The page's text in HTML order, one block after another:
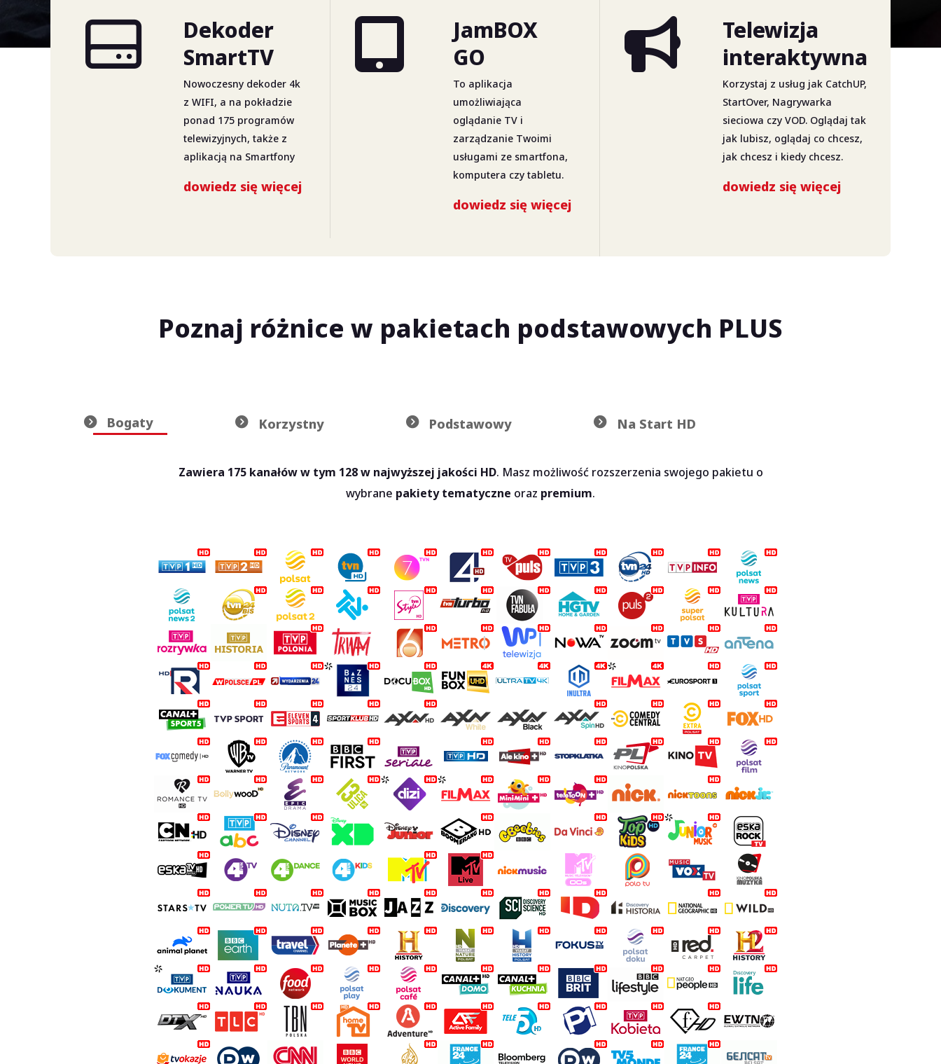
Dekoder
SmartTV
Nowoczesny dekoder 4k
z WIFI, a na pokładzie
ponad 175 programów
telewizyjnych, także z
aplikacją na Smartfony
dowiedz się więcej
JamBOX
GO
To aplikacja
umożliwiająca
oglądanie TV i
zarządzanie Twoimi
usługami ze smartfona,
komputera czy tabletu.
dowiedz się więcej
Telewizja
interaktywna
Korzystaj z usług jak CatchUP,
StartOver, Nagrywarka
sieciowa czy VOD. Oglądaj tak
jak lubisz, oglądaj co chcesz,
jak chcesz i kiedy chcesz.
dowiedz się więcej
Poznaj różnice w pakietach podstawowych PLUS
Bogaty Korzystny Podstawowy Na Start HD
Zawiera 175 kanałów w tym 128 w najwyższej jakości HD. Masz możliwość rozszerzenia swojego pakietu o
wybrane pakiety tematyczne oraz premium.